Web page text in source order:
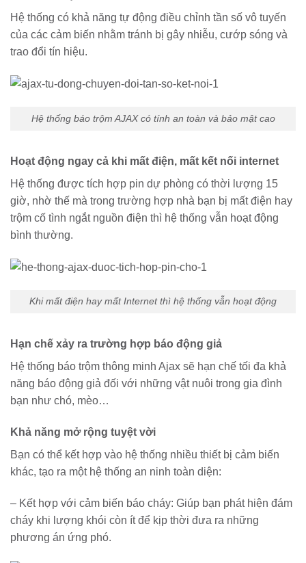
Hệ thống có khả năng tự động điều chỉnh tần số vô tuyến
của các cảm biến nhằm tránh bị gây nhiễu, cướp sóng và
trao đổi tín hiệu.
Hệ thống báo trộm AJAX có tính an toàn và bảo mật cao
Hoạt động ngay cả khi mất điện, mất kết nối internet
Hệ thống được tích hợp pin dự phòng có thời lượng 15
giờ, nhờ thế mà trong trường hợp nhà bạn bị mất điện hay
trộm cố tình ngắt nguồn điện thì hệ thống vẫn hoạt động
bình thường.
Khi mất điện hay mất Internet thì hệ thống vẫn hoạt động
Hạn chế xảy ra trường hợp báo động giả
Hệ thống báo trộm thông minh Ajax sẽ hạn chế tối đa khả
năng báo động giả đối với những vật nuôi trong gia đình
bạn như chó, mèo…
Khả năng mở rộng tuyệt vời
Bạn có thể kết hợp vào hệ thống nhiều thiết bị cảm biến
khác, tạo ra một hệ thống an ninh toàn diện:
– Kết hợp với cảm biến báo cháy: Giúp bạn phát hiện đám
cháy khi lượng khói còn ít để kịp thời đưa ra những
phương án ứng phó.